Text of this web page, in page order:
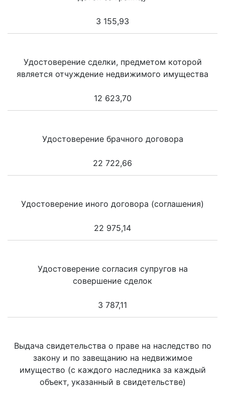
3 155,93
Удостоверение сделки, предметом которой
является отчуждение недвижимого имущества
12 623,70
Удостоверение брачного договора
22 722,66
Удостоверение иного договора (соглашения)
22 975,14
Удостоверение согласия супругов на
совершение сделок
3 787,11
Выдача свидетельства о праве на наследство по
закону и по завещанию на недвижимое
имущество (с каждого наследника за каждый
объект, указанный в свидетельстве)